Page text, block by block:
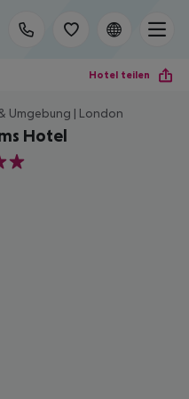
Hotel teilen
Umgebung | London
Hotel